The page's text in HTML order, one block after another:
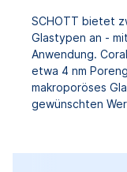
SCHOTT bietet
Glastypen an -
Anwendung.
etwa 4 nm
makroporöses
gewünschten